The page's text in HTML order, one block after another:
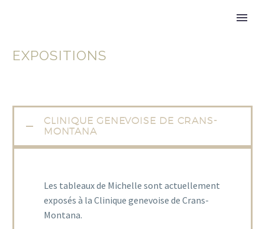
EXPOSITIONS
CLINIQUE GENEVOISE DE CRANS-
MONTANA
Les tableaux de Michelle sont actuellement
exposés à la Clinique genevoise de Crans-
Montana.